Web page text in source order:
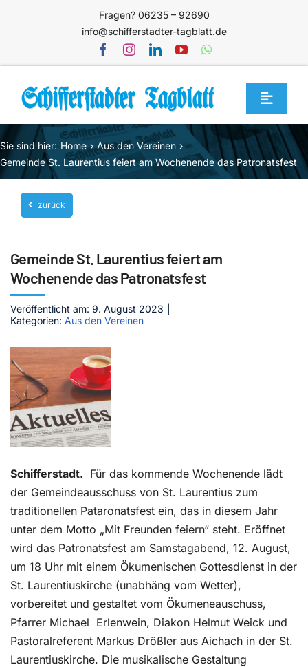
Fragen? 06235 – 92690
info@schifferstadter-tagblatt.de
Toggle
Home
Themen
Blog
Unternehmen
Mediathek
Jetzt abonnieren
Sie sind hier: Home
Aus den Vereinen
Gemeinde St. Laurentius feiert am Wochenende das Patronatsfest
zurück
Gemeinde St. Laurentius feiert am
Wochenende das Patronatsfest
Veröffentlicht am: 9. August 2023
Kategorien: Aus den Vereinen
Schifferstadt. Für das kommende Wochenende lädt
der Gemeindeausschuss von St. Laurentius zum
traditionellen Pataronatsfest ein, das in diesem Jahr
unter dem Motto „Mit Freunden feiern“ steht. Eröffnet
wird das Patronatsfest am Samstagabend, 12. August,
um 18 Uhr mit einem Ökumenischen Gottesdienst in der
St. Laurentiuskirche (unabhäng vom Wetter),
vorbereitet und gestaltet vom Ökumeneauschuss,
Pfarrer Michael Erlenwein, Diakon Helmut Weick und
Pastoralreferent Markus Drößler aus Aichach in der St.
Laurentiuskirche. Die musikalische Gestaltung